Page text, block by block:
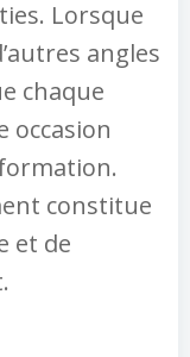
Lorsque
angles
chaque
occasion
constitue
et de